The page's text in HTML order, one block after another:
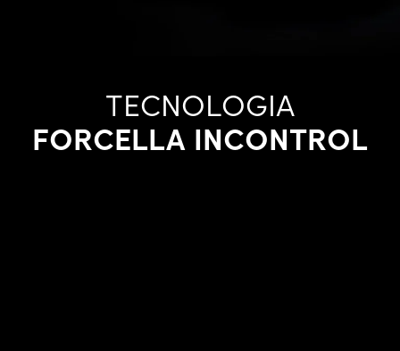
TECNOLOGIA
FORCELLA INCONTROL